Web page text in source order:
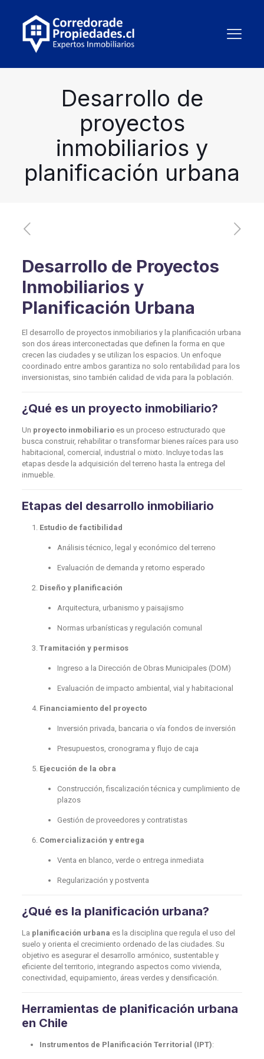
Desarrollo de
proyectos
inmobiliarios y
planificación urbana
Desarrollo de Proyectos
Inmobiliarios y
Planificación Urbana
El desarrollo de proyectos inmobiliarios y la planificación urbana
son dos áreas interconectadas que definen la forma en que
crecen las ciudades y se utilizan los espacios. Un enfoque
coordinado entre ambos garantiza no solo rentabilidad para los
inversionistas, sino también calidad de vida para la población.
¿Qué es un proyecto inmobiliario?
Un proyecto inmobiliarioes un proceso estructurado que
busca construir, rehabilitar o transformar bienes raíces para uso
habitacional, comercial, industrial o mixto. Incluye todas las
etapas desde la adquisición del terreno hasta la entrega del
inmueble.
Etapas del desarrollo inmobiliario
Estudio de factibilidad
Análisis técnico, legal y económico del terreno
Evaluación de demanda y retorno esperado
Diseño y planificación
Arquitectura, urbanismo y paisajismo
Normas urbanísticas y regulación comunal
Tramitación y permisos
Ingreso a la Dirección de Obras Municipales (DOM)
Evaluación de impacto ambiental, vial y habitacional
Financiamiento del proyecto
Inversión privada, bancaria o vía fondos de inversión
Presupuestos, cronograma y flujo de caja
Ejecución de la obra
Construcción, fiscalización técnica y cumplimiento de
plazos
Gestión de proveedores y contratistas
Comercialización y entrega
Venta en blanco, verde o entrega inmediata
Regularización y postventa
¿Qué es la planificación urbana?
La planificación urbana es la disciplina que regula el uso del
suelo y orienta el crecimiento ordenado de las ciudades. Su
objetivo es asegurar el desarrollo armónico, sustentable y
eficiente del territorio, integrando aspectos como vivienda,
conectividad, equipamiento, áreas verdes y densificación.
Herramientas de planificación urbana
en Chile
Instrumentos de Planificación Territorial (IPT):